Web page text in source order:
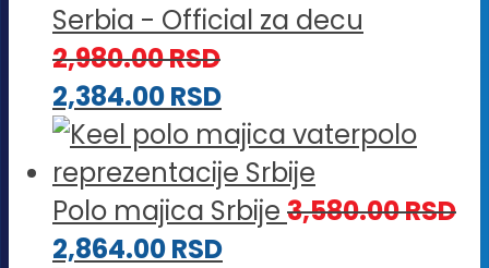
Serbia - Official za decu
2,980.00RSD
2,384.00RSD
Polo majica Srbije 3,580.00RSD
2,864.00RSD